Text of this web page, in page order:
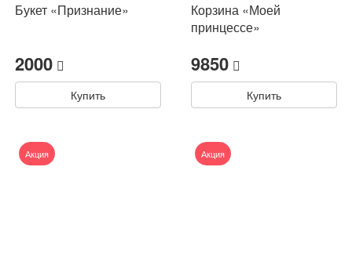
Букет «Признание»
2000
Купить
Корзина «Моей
принцессе»
9850
Купить
Акция Акция